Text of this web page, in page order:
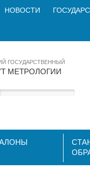
НОВОСТИ
ГОСУДАРСТВЕННЫЙ
МЕТРОЛОГИИ